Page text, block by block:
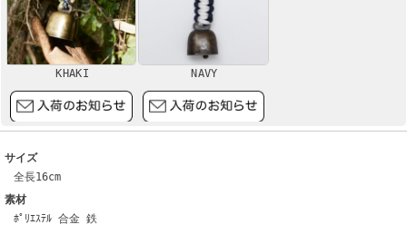
KHAKI NAVY
サイズ
全長16cm
素材
ﾎﾟﾘｴｽﾃﾙ 合金 鉄